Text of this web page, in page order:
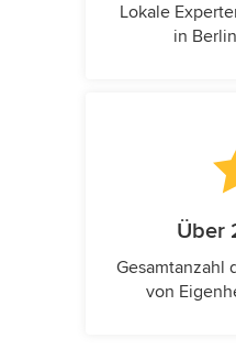
Lokale
in
Über
Gesamtanzahl
von